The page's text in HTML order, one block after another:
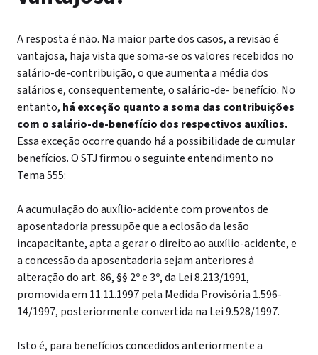
A resposta é não. Na maior parte dos casos, a revisão é
vantajosa, haja vista que soma-se os valores recebidos no
salário-de-contribuição, o que aumenta a média dos
salários e, consequentemente, o salário-de- benefício. No
entanto, há exceção quanto a soma das contribuições
com o salário-de-benefício dos respectivos auxílios.
Essa exceção ocorre quando há a possibilidade de cumular
benefícios.O STJ firmou o seguinte entendimento no
Tema 555:
A acumulação do auxílio-acidente com proventos de
aposentadoria pressupõe que a eclosão da lesão
incapacitante, apta a gerar o direito ao auxílio-acidente, e
a concessão da aposentadoria sejam anteriores à
alteração do art. 86, §§ 2º e 3º, da Lei 8.213/1991,
promovida em 11.11.1997 pela Medida Provisória 1.596-
14/1997, posteriormente convertida na Lei 9.528/1997.
Isto é, para benefícios concedidos anteriormente a